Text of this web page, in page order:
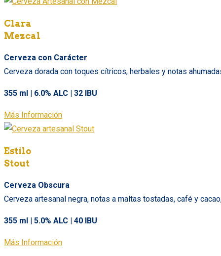
Clara
Mezcal
Cerveza con Carácter
Cerveza dorada con toques cítricos, herbales y notas
355 ml | 6.0% ALC | 32 IBU
Más Información
Estilo
Stout
Cerveza Obscura
Cerveza artesanal negra, notas a maltas tostadas, café y
355 ml | 5.0% ALC | 40 IBU
Más Información